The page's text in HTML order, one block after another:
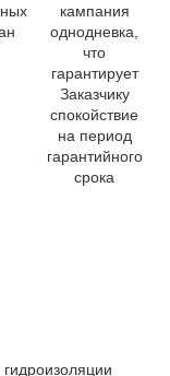
кампания
однодневка,
что
гарантирует
Заказчику
спокойствие
на период
гарантийного
срока